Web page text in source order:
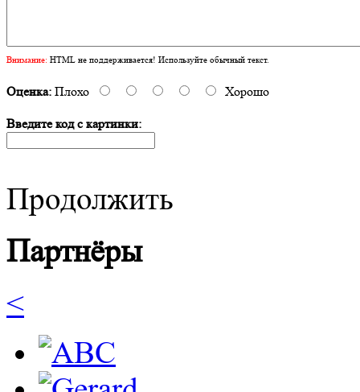
Внимание: HTML не поддерживается! Используйте обычный текст.
Оценка: Плохо Хорошо
Введите код с картинки:
Продолжить
Партнёры
<